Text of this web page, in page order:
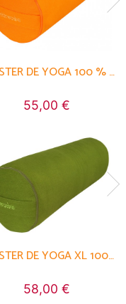
BOLSTER DE YOGA 100 % COTON BIO EPEAUTRE 65 CM X 21 CM
48,00 €
BOLSTER DE YOGA 100 % COTON BIO 65 CM X 21 CM KAPOK
55,00 €
BOLSTER DE YOGA XL 100 % COTON BIO 76 CM X 25 CM
58,00 €